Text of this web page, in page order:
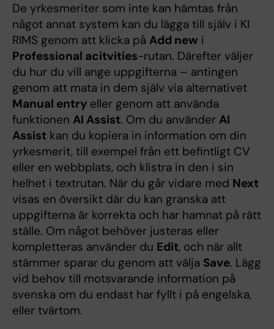
De yrkesmeriter som inte kan hämtas från
något annat system kan du lägga till själv i KI
RIMS genom att klicka på Add new i
Professional acitvities-rutan. Därefter väljer
du hur du vill ange uppgifterna – antingen
genom att mata in dem själv via alternativet
Manual entry eller genom att använda
funktionen AI Assist. Om du använder AI
Assist kan du kopiera in information om din
yrkesmerit, till exempel från ett befintligt CV
eller en webbplats, och klistra in den i sin
helhet i textrutan. När du går vidare med Next
visas en översikt där du kan granska att
uppgifterna är korrekta och har hamnat på rätt
ställe. Om något behöver justeras eller
kompletteras använder du Edit, och när allt
stämmer sparar du genom att välja Save. Lägg
vid behov till motsvarande information på
svenska om du endast har fyllt i på engelska,
eller tvärtom.